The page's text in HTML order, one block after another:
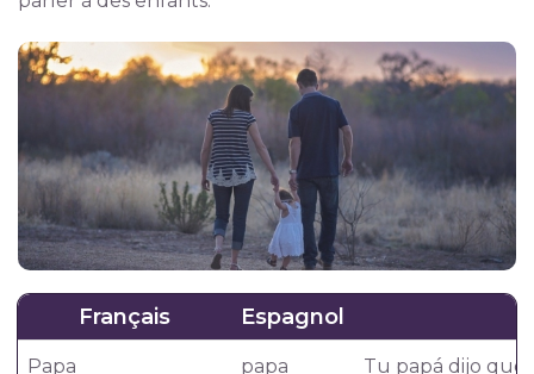
Français Espagnol
Papa papa Tu papá dijo que